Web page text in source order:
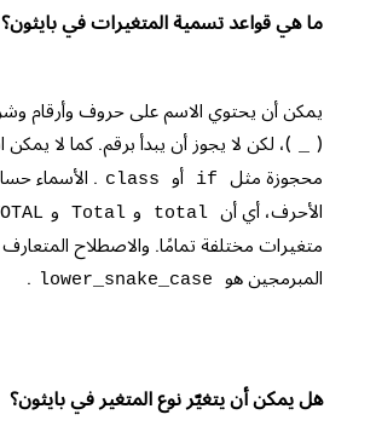
ما هي قواعد تسمية المتغيرات في بايثون؟
يمكن أن يحتوي الاسم على حروف وأرقام
(
)، لكن لا يجوز أن يبدأ برقم. كما لا
محجوزة مثل
if أو class . الأسماء
الأحرف، أي أن total و Total و
متغيرات مختلفة تمامًا. والاصطلاح
المبرمجين هو
lower_snake_case
.
هل يمكن أن يتغيّر نوع المتغير في بايثون؟